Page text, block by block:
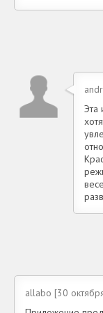
Эта
allabo [30